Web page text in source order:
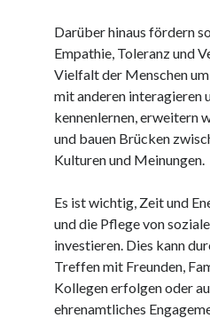
November 2023
Kategorien
barrierefreie website
din 18040
ferienhaus
ferienwohnung
ferienwohnung mit pflegebett nordsee
ferienwohnungen
Darüber hinaus fördern
Empathie, Toleranz und
Vielfalt der Menschen
mit anderen interagieren
kennenlernen, erweitern
und bauen Brücken
Kulturen und Meinungen.
Es ist wichtig, Zeit und
und die Pflege von
investieren. Dies kann
Treffen mit Freunden,
Kollegen erfolgen oder
ehrenamtliches